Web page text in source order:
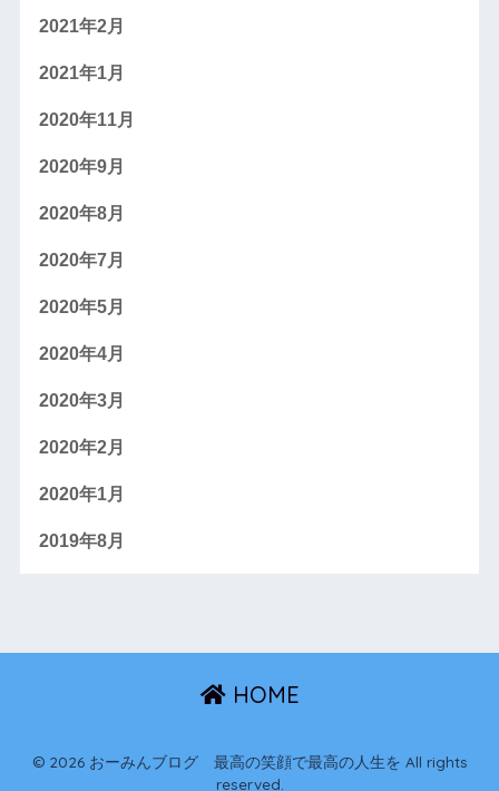
2021年2月
2021年1月
2020年11月
2020年9月
2020年8月
2020年7月
2020年5月
2020年4月
2020年3月
2020年2月
2020年1月
2019年8月
HOME
© 2026 おーみんブログ 最高の笑顔で最高の人生を All rights
reserved.